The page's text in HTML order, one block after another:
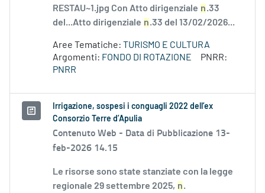
RESTAU~1.jpg Con Atto dirigenziale n.33
del...Atto dirigenziale n.33 del 13/02/2026...
Aree Tematiche: TURISMO E CULTURA
Argomenti: FONDO DI ROTAZIONE
PNRR:
PNRR
Irrigazione, sospesi i conguagli 2022 dell’ex
Consorzio Terre d’Apulia
Contenuto Web - Data di Pubblicazione 13-
feb-2026 14.15
Le risorse sono state stanziate con la legge
regionale 29 settembre 2025, n.